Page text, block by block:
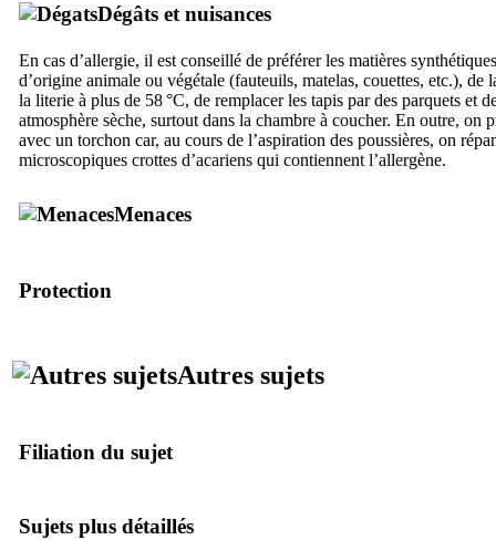
Dégâts et nuisances
En cas d’allergie, il est conseillé de préférer les matières
d’origine animale ou végétale (fauteuils, matelas, couettes, etc.), de
la literie à plus de 58 °C, de remplacer les tapis par des parquets et
atmosphère sèche, surtout dans la chambre à coucher. En outre, on
avec un torchon car, au cours de l’aspiration des poussières, on
microscopiques crottes d’acariens qui contiennent l’allergène.
Menaces
Protection
Autres sujets
Filiation du sujet
Sujets plus détaillés